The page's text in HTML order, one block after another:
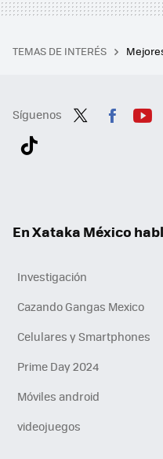
TEMAS DE INTERÉS
Síguenos
En Xataka México
Investigación
Cazando Gangas Mexico
Celulares y Smartphones
Prime Day 2024
Móviles android
videojuegos